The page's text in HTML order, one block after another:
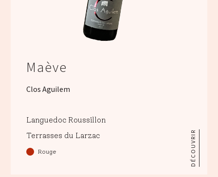
Maève
Clos Aguilem
Languedoc Roussillon
Terrasses du Larzac
Rouge DÉCOUVRIR